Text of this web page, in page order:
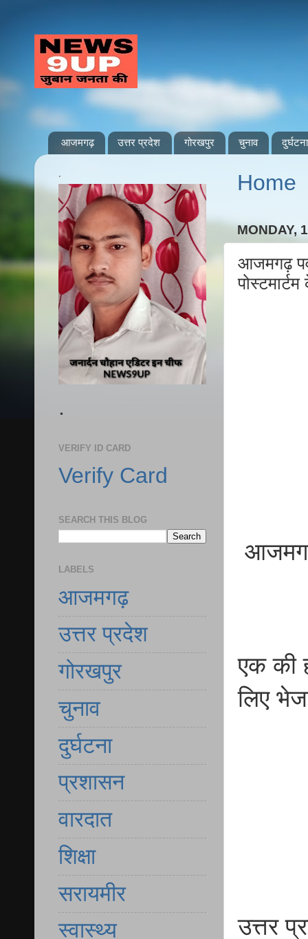
आजमगढ़ उत्तर प्रदेश गोरखपुर चुनाव दुर्घटना
Home
MONDAY,
आजमगढ़
एक की
लिए
उत्तर
.
.
VERIFY ID CARD
Verify Card
SEARCH THIS BLOG
LABELS
आजमगढ़
उत्तर प्रदेश
गोरखपुर
चुनाव
दुर्घटना
प्रशासन
वारदात
शिक्षा
सरायमीर
स्वास्थ्य